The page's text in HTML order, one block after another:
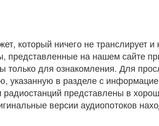
который ничего не транслирует и
представленные на нашем сайте
только для ознакомления. Для
указанную в разделе с
радиостанций представлены в
версии аудиопотоков